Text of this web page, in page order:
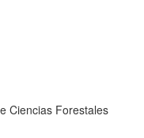
Ciencias Forestales